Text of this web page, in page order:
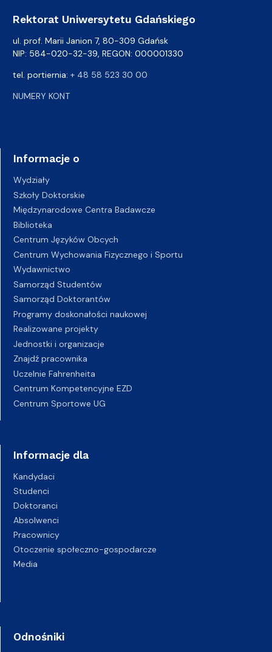
Rektorat Uniwersytetu Gdańskiego
ul. prof. Marii Janion 7, 80-309 Gdańsk
NIP: 584-020-32-39, REGON: 000001330
tel. portiernia: + 48 58 523 30 00
NUMERY KONT
Informacje o
Wydziały
Szkoły Doktorskie
Międzynarodowe Centra Badawcze
Biblioteka
Centrum Języków Obcych
Centrum Wychowania Fizycznego i Sportu
Wydawnictwo
Samorząd Studentów
Samorząd Doktorantów
Programy doskonałości naukowej
Realizowane projekty
Jednostki i organizacje
Znajdź pracownika
Uczelnie Fahrenheita
Centrum Kompetencyjne EZD
Centrum Sportowe UG
Informacje dla
Kandydaci
Studenci
Doktoranci
Absolwenci
Pracownicy
Otoczenie społeczno-gospodarcze
Media
Odnośniki